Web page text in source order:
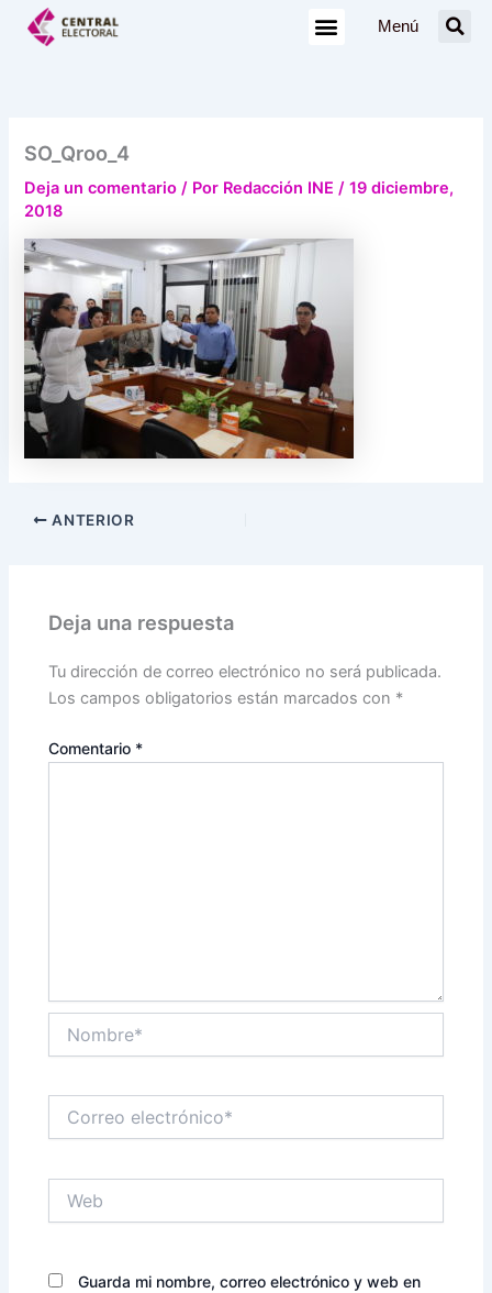
Menú
SO_Qroo_4
Deja un comentario / Por Redacción INE/19 diciembre,
2018
ANTERIOR
Deja una respuesta
Tu dirección de correo electrónico no será publicada.
Los campos obligatorios están marcados con *
Comentario *
electrónico*
Guarda mi nombre, correo electrónico y web en